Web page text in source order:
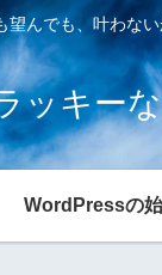
望んでも、叶わな
ッキー
WordPressの